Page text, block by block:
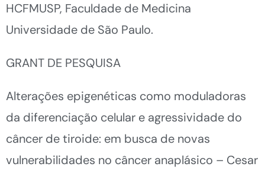
HCFMUSP, Faculdade de Medicina
Universidade de São Paulo.
GRANT DE PESQUISA
Alterações epigenéticas como moduladoras
da diferenciação celular e agressividade do
câncer de tiroide: em busca de novas
vulnerabilidades no câncer anaplásico – Cesar